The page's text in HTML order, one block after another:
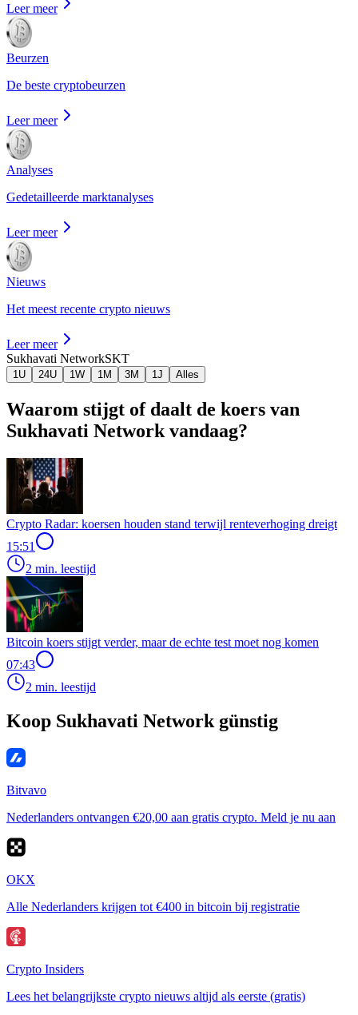
Leer meer
Beurzen
De beste cryptobeurzen
Leer meer
Analyses
Gedetailleerde marktanalyses
Leer meer
Nieuws
Het meest recente crypto nieuws
Leer meer
Sukhavati NetworkSKT
1U 24U 1W 1M 3M 1J Alles
Waarom stijgt of daalt de koers van
Sukhavati Network vandaag?
Crypto Radar: koersen houden stand terwijl renteverhoging dreigt
15:51
2 min. leestijd
Bitcoin koers stijgt verder, maar de echte test moet nog komen
07:43
2 min. leestijd
Koop Sukhavati Network günstig
Bitvavo
Nederlanders ontvangen €20,00 aan gratis crypto. Meld je nu aan
OKX
Alle Nederlanders krijgen tot €400 in bitcoin bij registratie
Crypto Insiders
Lees het belangrijkste crypto nieuws altijd als eerste (gratis)